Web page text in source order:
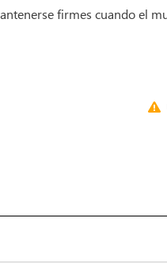
firmes cuando el